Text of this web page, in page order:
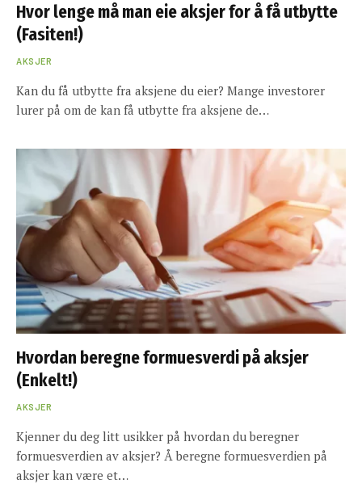
Hvor lenge må man eie aksjer for å få utbytte
(Fasiten!)
AKSJER
Kan du få utbytte fra aksjene du eier? Mange investorer
lurer på om de kan få utbytte fra aksjene de…
Hvordan beregne formuesverdi på aksjer
(Enkelt!)
AKSJER
Kjenner du deg litt usikker på hvordan du beregner
formuesverdien av aksjer? Å beregne formuesverdien på
aksjer kan være et…